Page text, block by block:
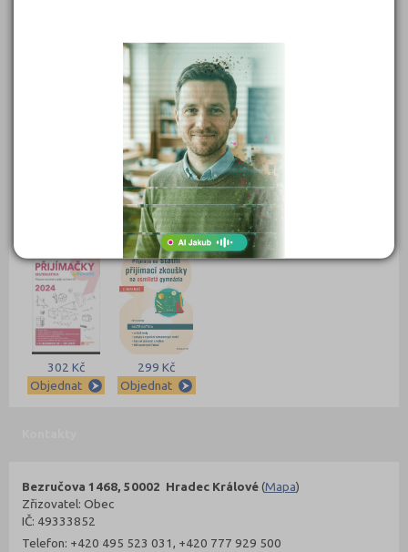
450 Kč
399 Kč
Objednat
339 Kč
Objednat
339 Kč
Objednat
302 Kč
Objednat
299 Kč
Objednat
Bezručova 1468, 50002 Hradec Králové(Mapa)
Zřizovatel: Obec
IČ: 49333852
Telefon: +420 495 523 031, +420 777 929 500